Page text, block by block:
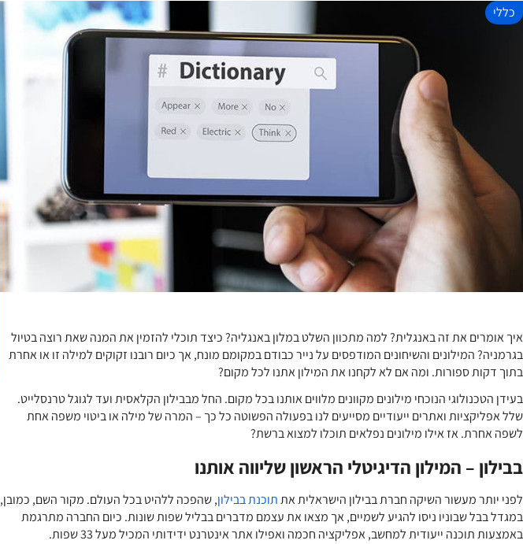
מהר והאם קורס מזורז
יוכל לעזור?
כללי
איך אומרים את זה באנגלית? למה מתכוון השלט במלון באנגליה? כיצד תוכלי להזמין את המנה שאת רוצה בטיול
בגרמניה? המילונים והשיחונים המודפסים על נייר כבודם במקומם מונח, אך כיום רובנו זקוקים למילה זו או אחרת
בתוך דקות ספורות. ומה אם לא לקחנו את המילון אתנו לכל מקום?
בעידן הטכנולוגי הנוכחי מילונים מקוונים מלווים אותנו בכל מקום. החל מבבילון הקלאסית ועד לגוגל טרנסלייט.
שלל אפליקציות ואתרים ייעודיים מסייעים לנו בפעולה הפשוטה כל כך – המרה של מילה או ביטוי משפה אחת
לשפה אחרת. אז אילו מילונים נפלאים תוכלו למצוא ברשת?
בבילון – המילון הדיגיטלי הראשון שליווה אותנו
לפני יותר מעשור השיקה חברת בבילון הישראלית אתתוכנת בבילון, שהפכה ללהיט בכל העולם. מקור השם, כמובן,
במגדל בבל שבוניו ניסו להגיע לשמיים, אך מצאו את עצמם מדברים בבליל שפות שונות. כיום החברה מתרגמת
באמצעות תוכנה ייעודית למחשב, אפליקציה חכמה ואפילו אתר אינטרנט ידידותי המכיל מעל 33 שפות.